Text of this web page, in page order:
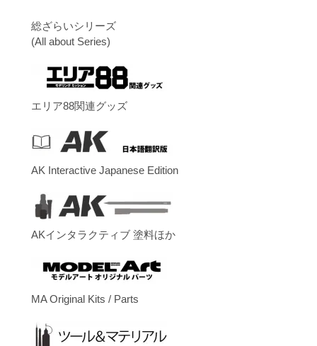
総ざらいシリーズ
(All about Series)
エリア88関連グッズ
AK Interactive Japanese Edition
AKインタラクティブ 塗料ほか
MA Original Kits / Parts